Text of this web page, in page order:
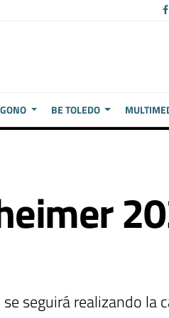
BE TOLEDO
seguirá realizando la